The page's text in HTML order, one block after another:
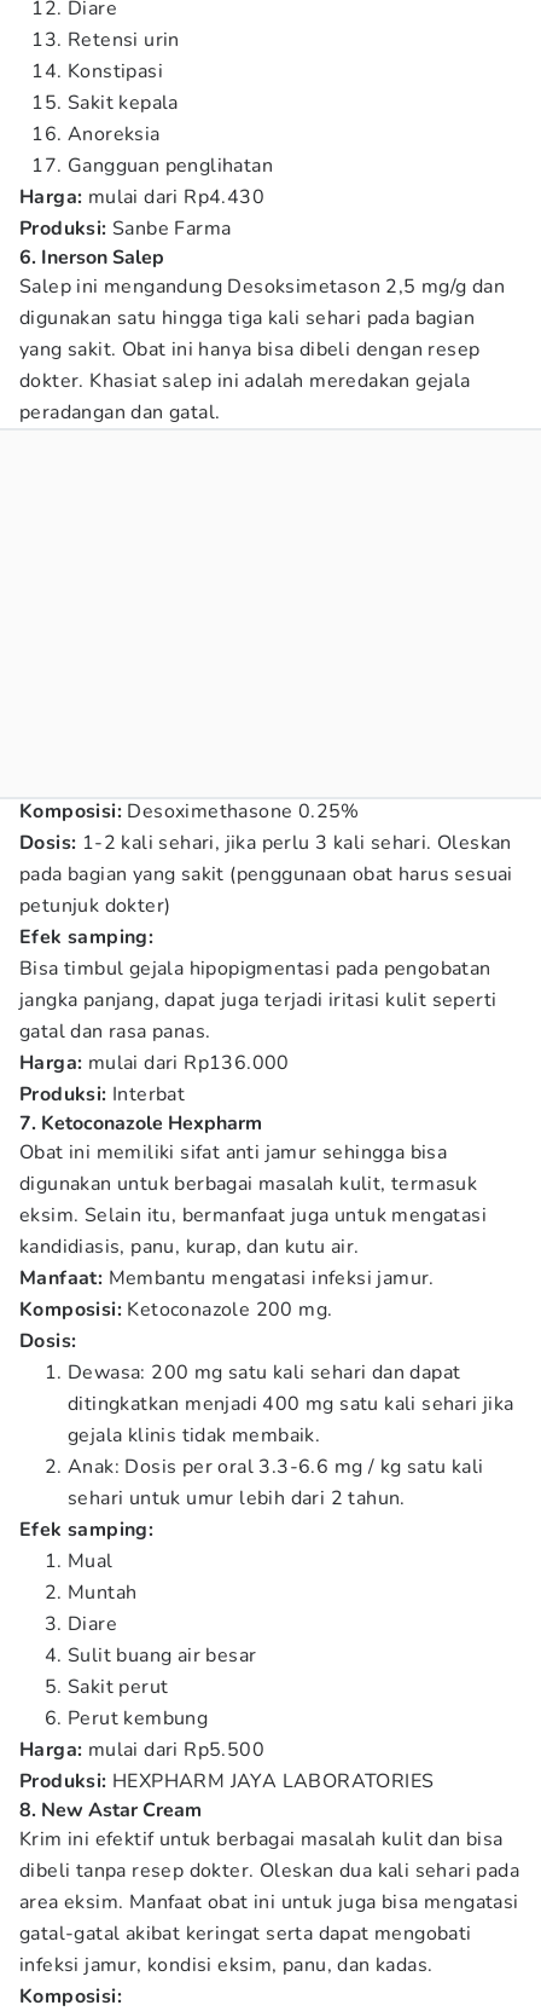
Diare
Retensi urin
Konstipasi
Sakit kepala
Anoreksia
Gangguan penglihatan
Harga: mulai dari Rp4.430
Produksi: Sanbe Farma
6. Inerson Salep
Salep ini mengandung Desoksimetason 2,5 mg/g dan
digunakan satu hingga tiga kali sehari pada bagian
yang sakit. Obat ini hanya bisa dibeli dengan resep
dokter. Khasiat salep ini adalah meredakan gejala
peradangan dan gatal.
Komposisi: Desoximethasone 0.25%
Dosis: 1-2 kali sehari, jika perlu 3 kali sehari. Oleskan
pada bagian yang sakit (penggunaan obat harus sesuai
petunjuk dokter)
Efek samping:
Bisa timbul gejala hipopigmentasi pada pengobatan
jangka panjang, dapat juga terjadi iritasi kulit seperti
gatal dan rasa panas.
Harga: mulai dari Rp136.000
Produksi: Interbat
7. Ketoconazole Hexpharm
Obat ini memiliki sifat anti jamur sehingga bisa
digunakan untuk berbagai masalah kulit, termasuk
eksim. Selain itu, bermanfaat juga untuk mengatasi
kandidiasis, panu, kurap, dan kutu air.
Manfaat: Membantu mengatasi infeksi jamur.
Komposisi: Ketoconazole 200 mg.
Dosis:
Dewasa: 200 mg satu kali sehari dan dapat
ditingkatkan menjadi 400 mg satu kali sehari jika
gejala klinis tidak membaik.
Anak: Dosis per oral 3.3-6.6 mg / kg satu kali
sehari untuk umur lebih dari 2 tahun.
Efek samping:
Mual
Muntah
Diare
Sulit buang air besar
Sakit perut
Perut kembung
Harga: mulai dari Rp5.500
Produksi: HEXPHARM JAYA LABORATORIES
8. New Astar Cream
Krim ini efektif untuk berbagai masalah kulit dan bisa
dibeli tanpa resep dokter. Oleskan dua kali sehari pada
area eksim. Manfaat obat ini untuk juga bisa mengatasi
gatal-gatal akibat keringat serta dapat mengobati
infeksi jamur, kondisi eksim, panu, dan kadas.
Komposisi: